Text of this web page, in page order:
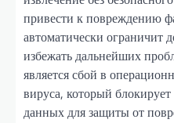
привести к повреждению
автоматически ограничит
избежать дальнейших
является сбой в
вируса, который
данных для защиты от